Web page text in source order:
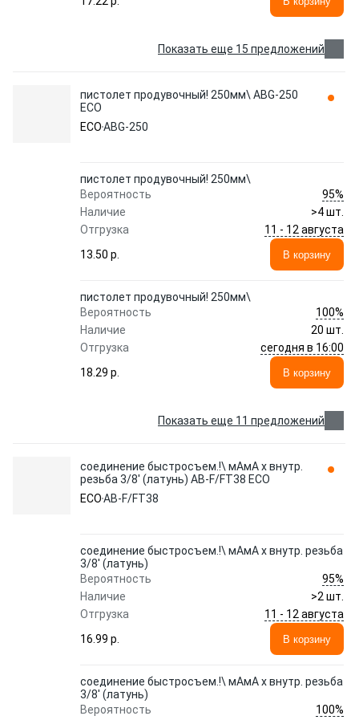
Показать еще 15 предложений
пистолет продувочный! 250мм\ ABG-250
ECO
ECOABG-250
пистолет продувочный! 250мм\
Вероятность
95%
Наличие
>4 шт.
Отгрузка
11 - 12 августа
13.50 p.
В корзину
пистолет продувочный! 250мм\
Вероятность
100%
Наличие
20 шт.
Отгрузка
сегодня в 16:00
18.29 p.
В корзину
Показать еще 11 предложений
соединение быстросъем.!\ мАмА х внутр.
резьба 3/8' (латунь) AB-F/FT38 ECO
ECOAB-F/FT38
соединение быстросъем.!\ мАмА х внутр. резьба
3/8' (латунь)
Вероятность
95%
Наличие
>2 шт.
Отгрузка
11 - 12 августа
16.99 p.
В корзину
соединение быстросъем.!\ мАмА х внутр. резьба
3/8' (латунь)
Вероятность
100%